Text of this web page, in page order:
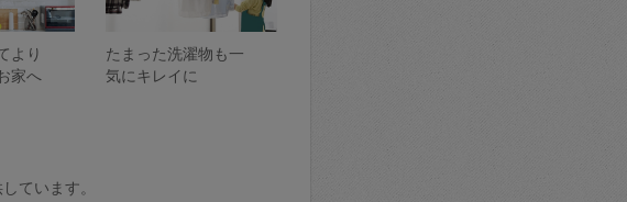
より
家へ
たまった洗濯物も一
気にキレイに
ています。